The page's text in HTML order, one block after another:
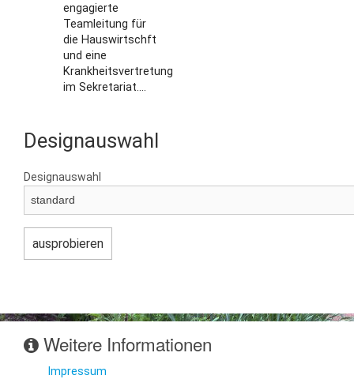
engagierte
Teamleitung für
die Hauswirtschft
und eine
Krankheitsvertretung
im Sekretariat....
Designauswahl
Designauswahl
Weitere Informationen
Impressum